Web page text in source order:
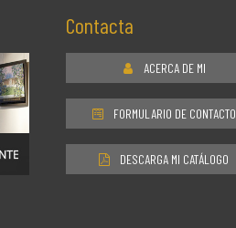
Contacta
ACERCA DE MI
FORMULARIO DE CONTACTO
DESCARGA MI CATÁLOGO